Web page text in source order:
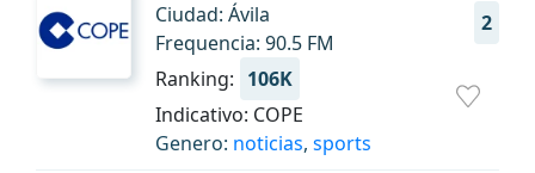
2
Ciudad: Ávila
Frequencia: 90.5 FM
Ranking: 106K
Indicativo: COPE
Genero: noticias, sports